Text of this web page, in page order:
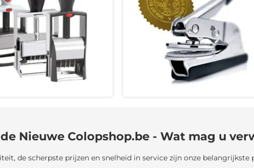
Nieuwe Colopshop.be - Wat mag u
de scherpste prijzen en snelheid in service zijn onze belangrijkste